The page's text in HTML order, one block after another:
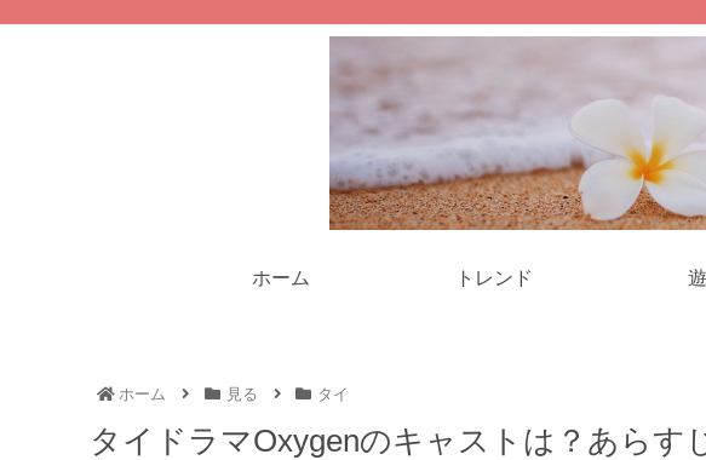
ホーム トレンド
ホーム 見る タイ
タイドラマOxygenのキャストは？あらす